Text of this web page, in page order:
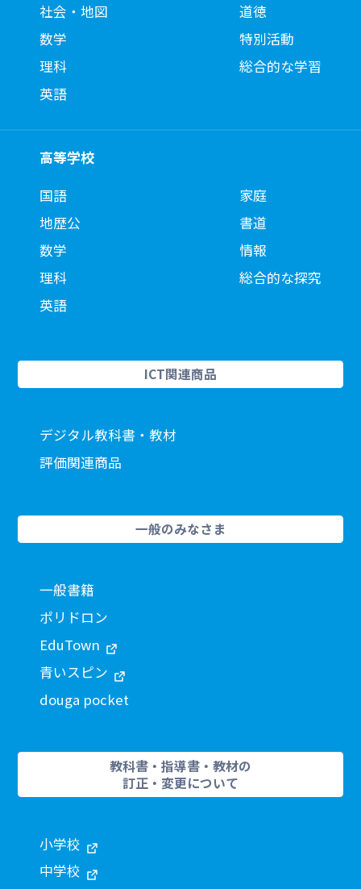
社会・地図
数学
理科
英語
道徳
特別活動
総合的な学習
高等学校
国語
地歴公
数学
理科
英語
家庭
書道
情報
総合的な探究
ICT関連商品
デジタル教科書・教材
評価関連商品
一般のみなさま
一般書籍
ポリドロン
EduTown
青いスピン
douga pocket
教科書・指導書・教材の
訂正・変更について
小学校
中学校